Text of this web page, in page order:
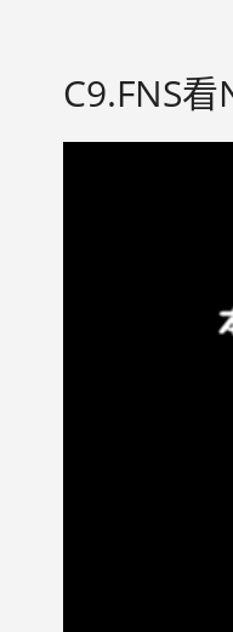
C9.FNS